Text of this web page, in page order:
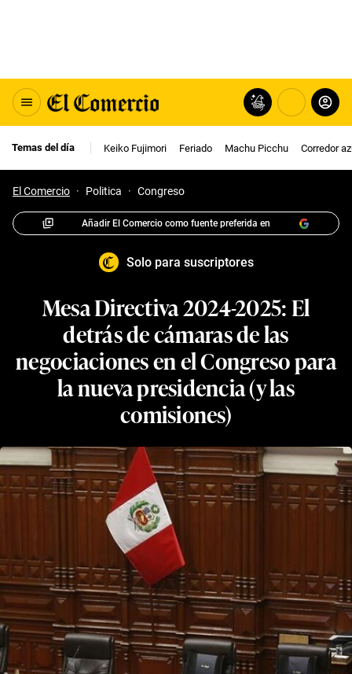
Temas del día Keiko Fujimori Feriado Machu Picchu Corredor
El Comercio · Politica · Congreso
Añadir El Comercio como fuente preferida en
Solo para suscriptores
Mesa Directiva 2024-2025: El
detrás de cámaras de las
negociaciones en el Congreso para
la nueva presidencia (y las
comisiones)